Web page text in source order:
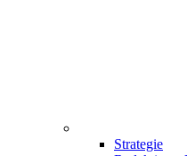
Strategie